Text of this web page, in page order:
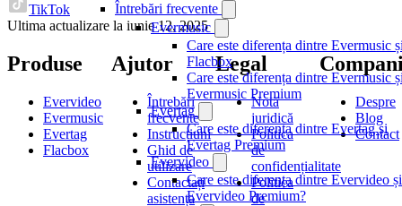
Întrebări frecvente
Evermusic
Care este diferența dintre Evermusic
Flacbox
Care este diferența dintre Evermusic
Evermusic Premium
Evertag
Care este diferența dintre Evertag și
Evertag Premium
Evervideo
Care este diferența dintre Evervideo și
Evervideo Premium?
TikTok
Ultima actualizare la iunie 12, 2025
Produse
Evervideo
Evermusic
Evertag
Flacbox
Ajutor
Întrebări
frecvente
Instrucțiuni
Ghid de
utilizare
Contactați
asistența
Legal
Notă
juridică
Politica
de
confidențialitate
Politica
de
Despre
Blog
Contact